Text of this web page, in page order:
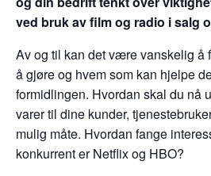
ved bruk av film og radio i salg
Av og til kan det være vanskelig å
å gjøre og hvem som kan hjelpe
formidlingen. Hvordan skal du nå
varer til dine kunder,
mulig måte. Hvordan fange
konkurrent er Netflix og HBO?